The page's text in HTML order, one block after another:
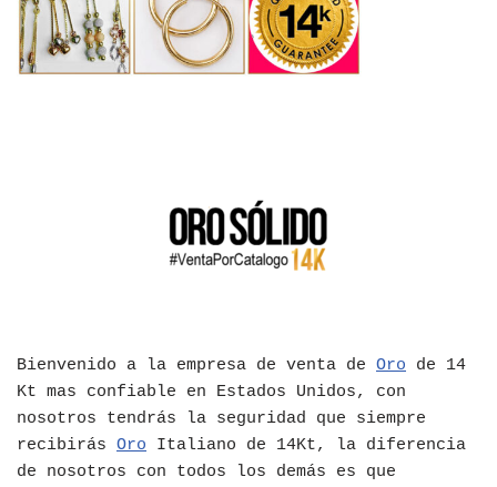
Bienvenido a la empresa de venta de Oro de 14
Kt mas confiable en Estados Unidos, con
nosotros tendrás la seguridad que siempre
recibirás Oro Italiano de 14Kt, la diferencia
de nosotros con todos los demás es que